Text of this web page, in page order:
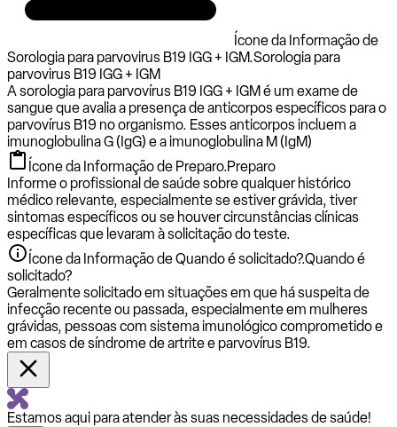
Ícone da Informação de
Sorologia para parvovirus B19 IGG + IGM.Sorologia para
parvovirus B19 IGG + IGM
A sorologia para parvovírus B19 IGG + IGM é um exame de
sangue que avalia a presença de anticorpos específicos para o
parvovírus B19 no organismo. Esses anticorpos incluem a
imunoglobulina G (IgG) e a imunoglobulina M (IgM)
Ícone da Informação de Preparo.Preparo
Informe o profissional de saúde sobre qualquer histórico
médico relevante, especialmente se estiver grávida, tiver
sintomas específicos ou se houver circunstâncias clínicas
específicas que levaram à solicitação do teste.
Ícone da Informação de Quando é solicitado?.Quando é
solicitado?
Geralmente solicitado em situações em que há suspeita de
infecção recente ou passada, especialmente em mulheres
grávidas, pessoas com sistema imunológico comprometido e
em casos de síndrome de artrite e parvovírus B19.
Estamos aqui para atender às suas necessidades de saúde!